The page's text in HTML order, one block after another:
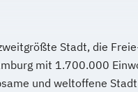
Stadt, die
mit 1.700.000
und weltoffene